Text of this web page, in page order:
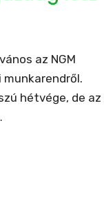
az NGM
hétvége, de az